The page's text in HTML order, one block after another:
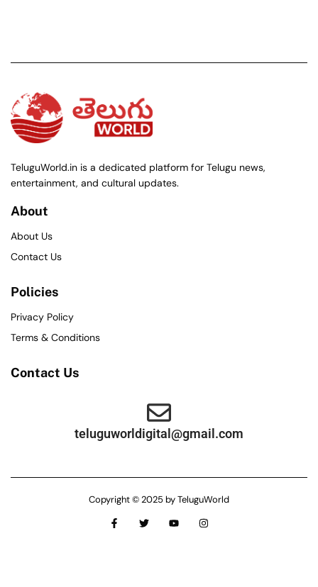
TeluguWorld.in is a dedicated platform for Telugu news,
entertainment, and cultural updates.
About
About Us
Contact Us
Policies
Privacy Policy
Terms & Conditions
Contact Us
teluguworldigital@gmail.com
Copyright © 2025 by TeluguWorld